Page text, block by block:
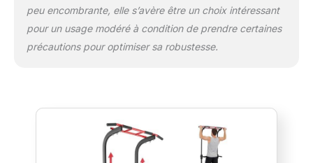
peu encombrante, elle s’avère être un choix intéressant
pour un usage modéré à condition de prendre certaines
précautions pour optimiser sa robustesse.